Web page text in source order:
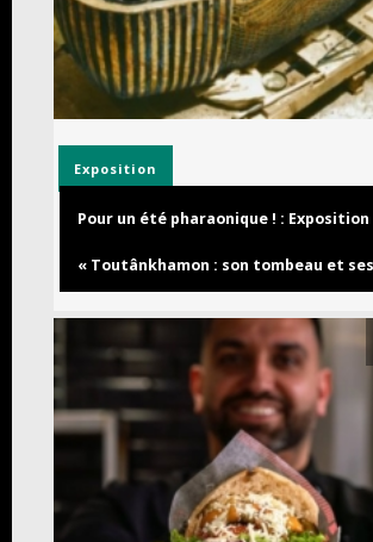
Exposition
Pour un été pharaonique ! : Exposition
« Toutânkhamon : son tombeau et